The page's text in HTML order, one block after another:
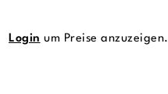
Login um Preise anzuzeigen.